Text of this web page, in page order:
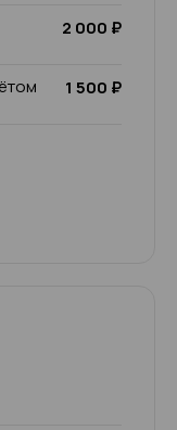
2 000 ₽
1 500 ₽